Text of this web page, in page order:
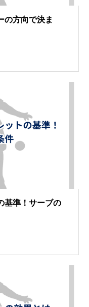
の方向で決ま
基準！サーブの